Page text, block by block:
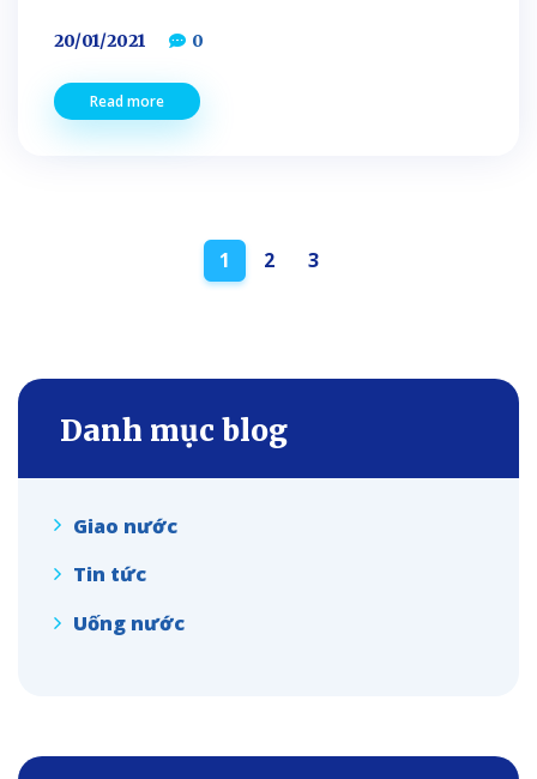
20/01/2021 0
Read more
navigation
1 2 3
Danh mục blog
Giao nước
Tin tức
Uống nước